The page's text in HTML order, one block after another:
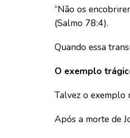
“Não os
(Salmo 78:4).
Quando essa
O exemplo
Talvez o exemplo
Após a morte de